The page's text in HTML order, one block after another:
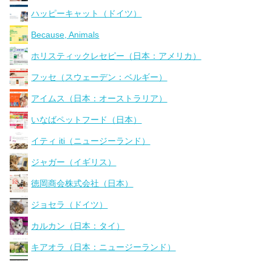
ハッピーキャット（ドイツ）
Because, Animals
ホリスティックレセピー（日本：アメリカ）
フッセ（スウェーデン：ベルギー）
アイムス（日本：オーストラリア）
いなばペットフード（日本）
イティ iti（ニュージーランド）
ジャガー（イギリス）
徳岡商会株式会社（日本）
ジョセラ（ドイツ）
カルカン（日本：タイ）
キアオラ（日本：ニュージーランド）